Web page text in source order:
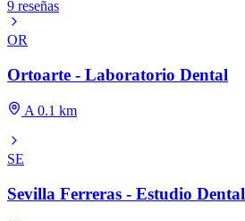
9 reseñas
OR
Ortoarte - Laboratorio Dental
A 0.1 km
SE
Sevilla Ferreras - Estudio Dental